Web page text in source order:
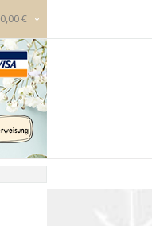
0,00 €